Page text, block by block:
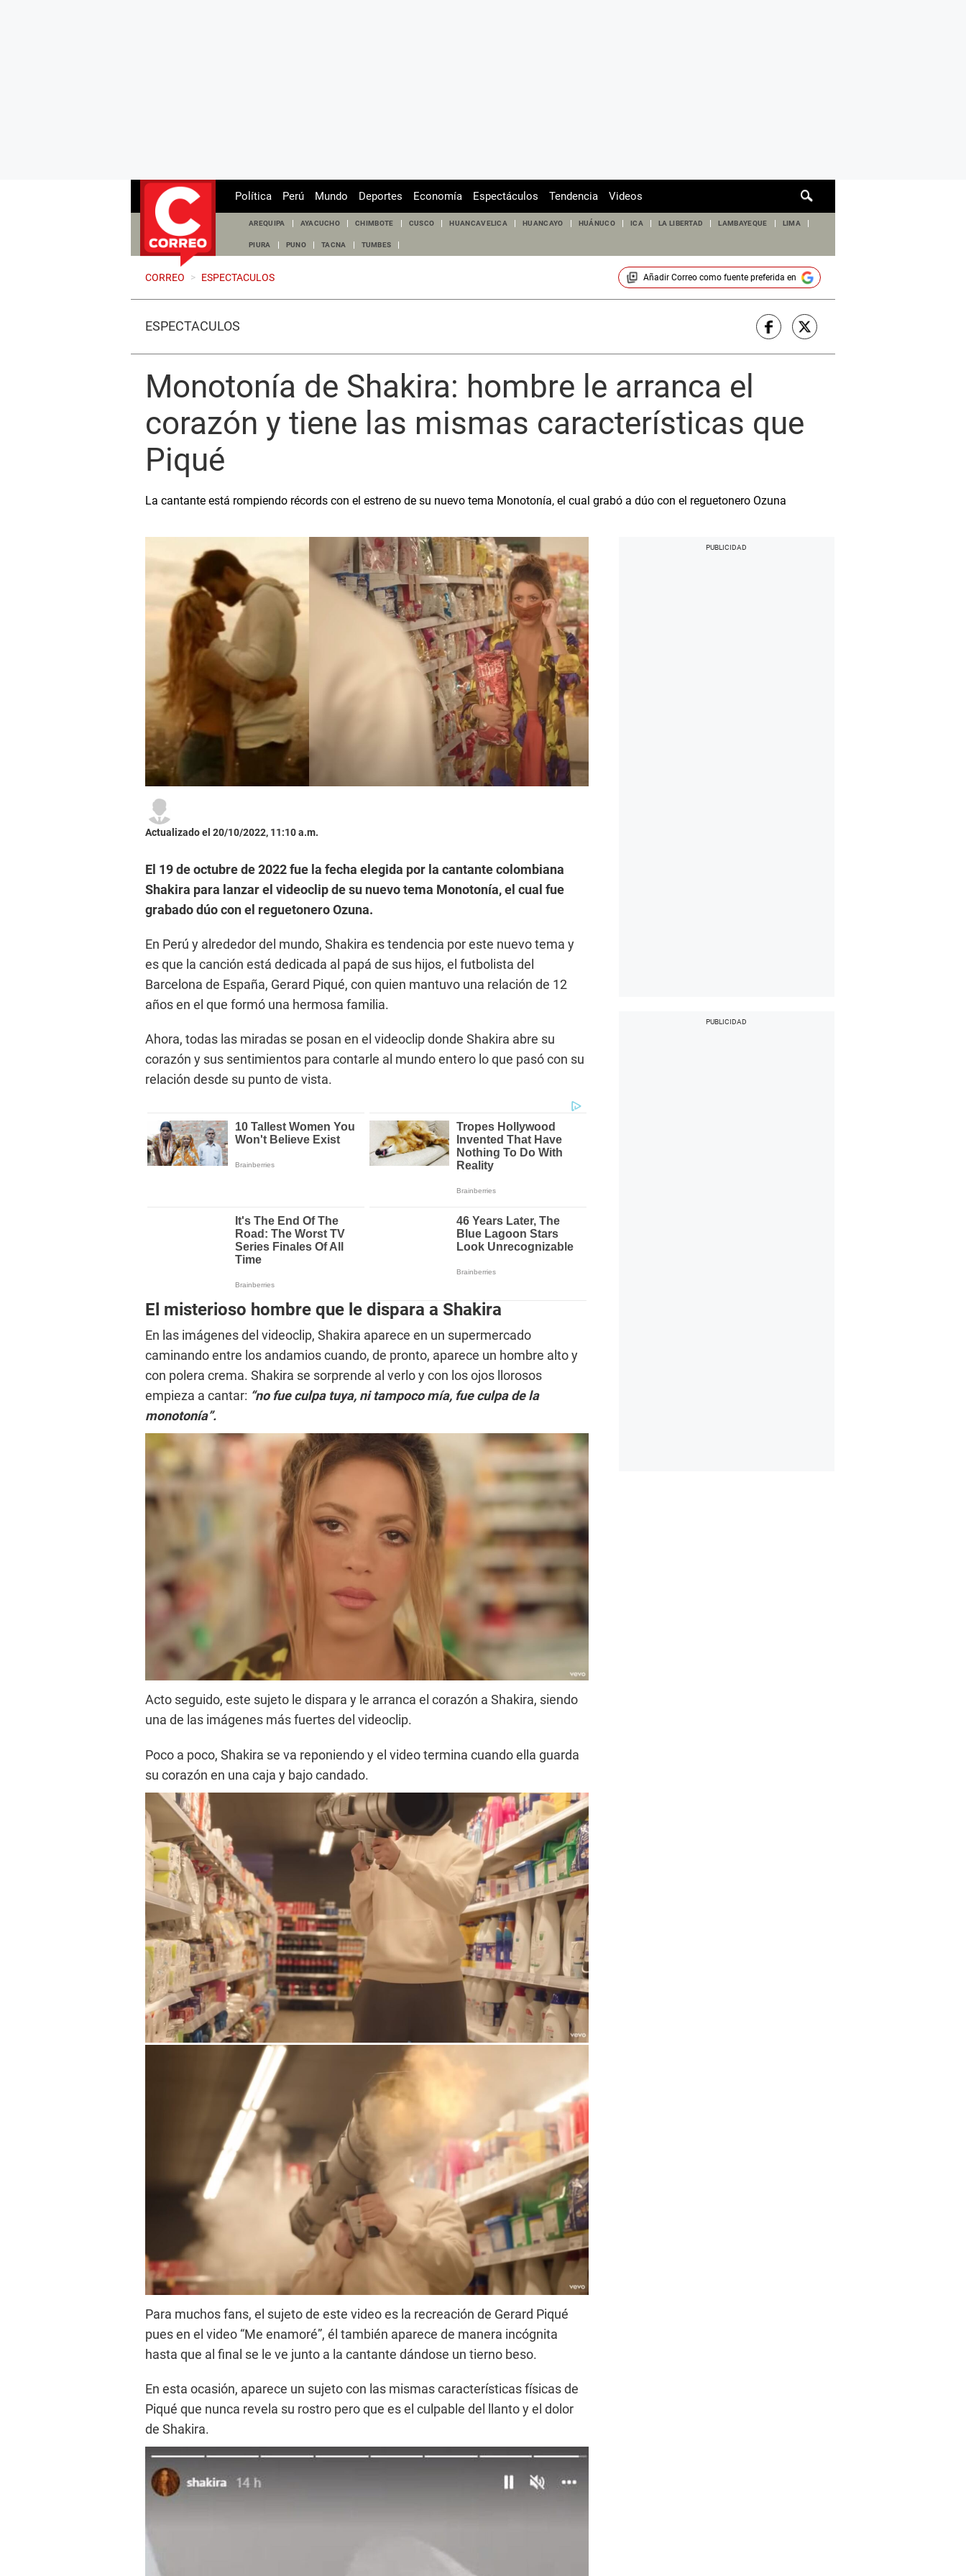
de
Política Perú Mundo Deportes Economía Espectáculos Tendencia Videos
AREQUIPA AYACUCHO CHIMBOTE CUSCO HUANCAVELICA HUANCAYO HUÁNUCO ICA LA LIBERTAD LAMBAYEQUE LIMA
PIURA PUNO TACNA TUMBES
CORREO > ESPECTACULOS Añadir Correocomo fuente preferida en
ESPECTÁCULOS
Monotonía de Shakira: hombre le arranca el
corazón y tiene las mismas características que
Piqué
La cantante está rompiendo récords con el estreno de su nuevo tema Monotonía, el cual grabó a dúo con el reguetonero Ozuna
Actualizado el 20/10/2022, 11:10 a.m.
El 19 de octubre de 2022 fue la fecha elegida por la cantante colombiana
Shakira para lanzar el videoclip de su nuevo tema Monotonía, el cual fue
grabado dúo con el reguetonero Ozuna.
En Perú y alrededor del mundo, Shakira es tendencia por este nuevo tema y
es que la canción está dedicada al papá de sus hijos, el futbolista del
Barcelona de España, Gerard Piqué, con quien mantuvo una relación de 12
años en el que formó una hermosa familia.
Ahora, todas las miradas se posan en el videoclip donde Shakira abre su
corazón y sus sentimientos para contarle al mundo entero lo que pasó con su
relación desde su punto de vista.
El misterioso hombre que le dispara a Shakira
En las imágenes del videoclip, Shakira aparece en un supermercado
caminando entre los andamios cuando, de pronto, aparece un hombre alto y
con polera crema. Shakira se sorprende al verlo y con los ojos llorosos
empieza a cantar: “no fue culpa tuya, ni tampoco mía, fue culpa de la
monotonía”.
Acto seguido, este sujeto le dispara y le arranca el corazón a Shakira, siendo
una de las imágenes más fuertes del videoclip.
Poco a poco, Shakira se va reponiendo y el video termina cuando ella guarda
su corazón en una caja y bajo candado.
Para muchos fans, el sujeto de este video es la recreación de Gerard Piqué
pues en el video “Me enamoré”, él también aparece de manera incógnita
hasta que al final se le ve junto a la cantante dándose un tierno beso.
En esta ocasión, aparece un sujeto con las mismas características físicas de
Piqué que nunca revela su rostro pero que es el culpable del llanto y el dolor
de Shakira.